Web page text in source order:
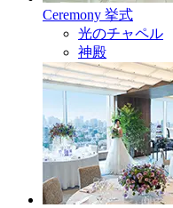
Ceremony 挙式
光のチャペル
神殿